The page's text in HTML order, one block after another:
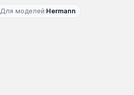
Для моделей:Hermann